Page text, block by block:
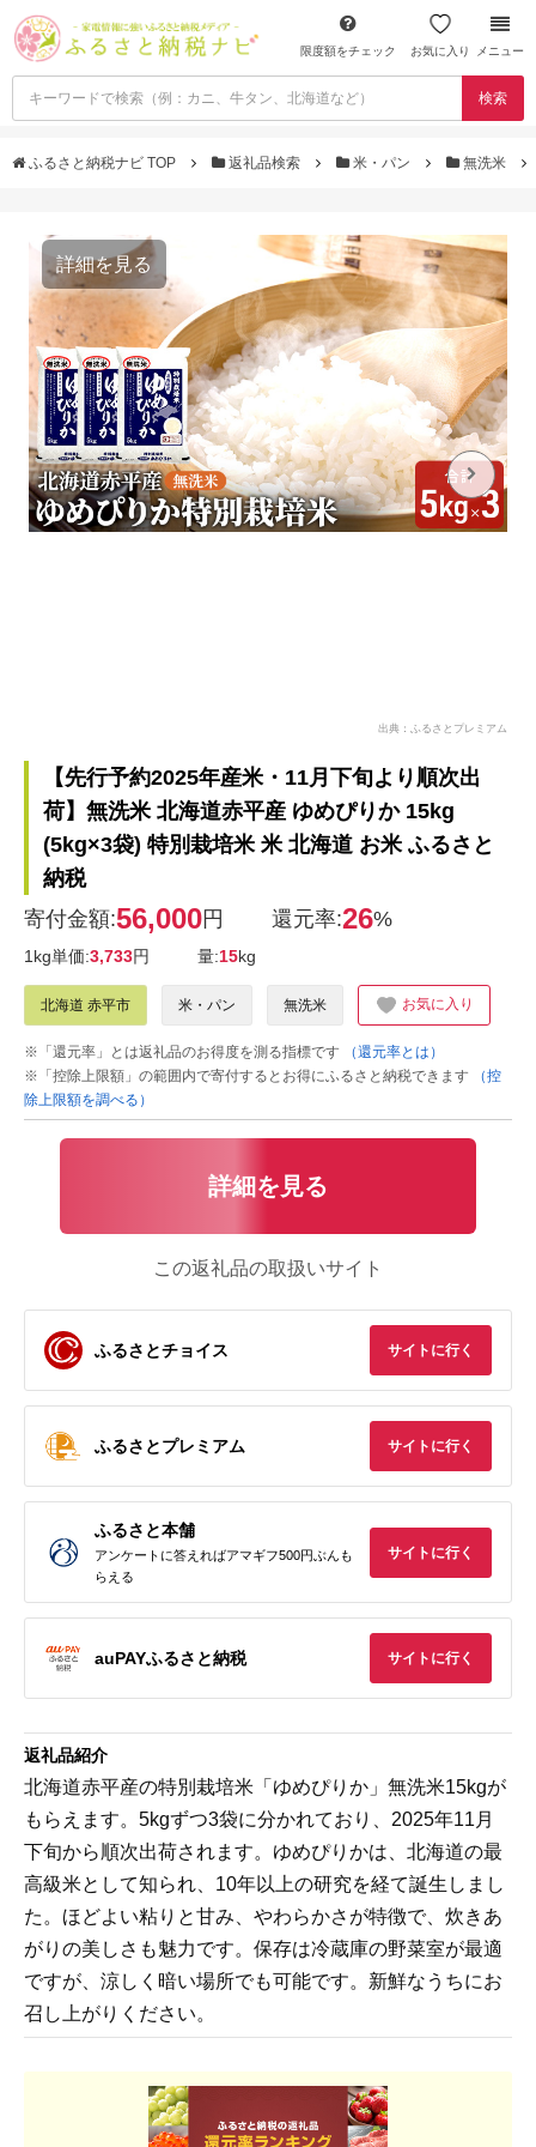
限度額をチェック お気に入り メニュー
検索
ふるさと納税ナビ TOP 返礼品検索 米・パン 無洗米
詳細を見る
出典：ふるさとプレミアム
【先行予約2025年産米・11月下旬より順次出
荷】無洗米 北海道赤平産 ゆめぴりか 15kg
(5kg×3袋) 特別栽培米 米 北海道 お米 ふるさと
納税
寄付金額:56,000円 還元率:26%
1kg単価:3,733円 量:15kg
北海道 赤平市 米・パン 無洗米 お気に入り
※「還元率」とは返礼品のお得度を測る指標です
（還元率とは）
※「控除上限額」の範囲内で寄付するとお得にふるさと納税できます
（控
除上限額を調べる）
詳細を見る
この返礼品の取扱いサイト
ふるさとチョイス サイトに行く
ふるさとプレミアム サイトに行く
ふるさと本舗
アンケートに答えればアマギフ500円ぶんも
らえる
サイトに行く
auPAYふるさと納税 サイトに行く
返礼品紹介
北海道赤平産の特別栽培米「ゆめぴりか」無洗米15kgが
もらえます。5kgずつ3袋に分かれており、2025年11月
下旬から順次出荷されます。ゆめぴりかは、北海道の最
高級米として知られ、10年以上の研究を経て誕生しまし
た。ほどよい粘りと甘み、やわらかさが特徴で、炊きあ
がりの美しさも魅力です。保存は冷蔵庫の野菜室が最適
ですが、涼しく暗い場所でも可能です。新鮮なうちにお
召し上がりください。